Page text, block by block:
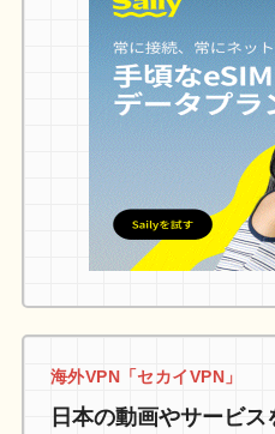
海外VPN「セカイVPN」
日本の動画やサービ